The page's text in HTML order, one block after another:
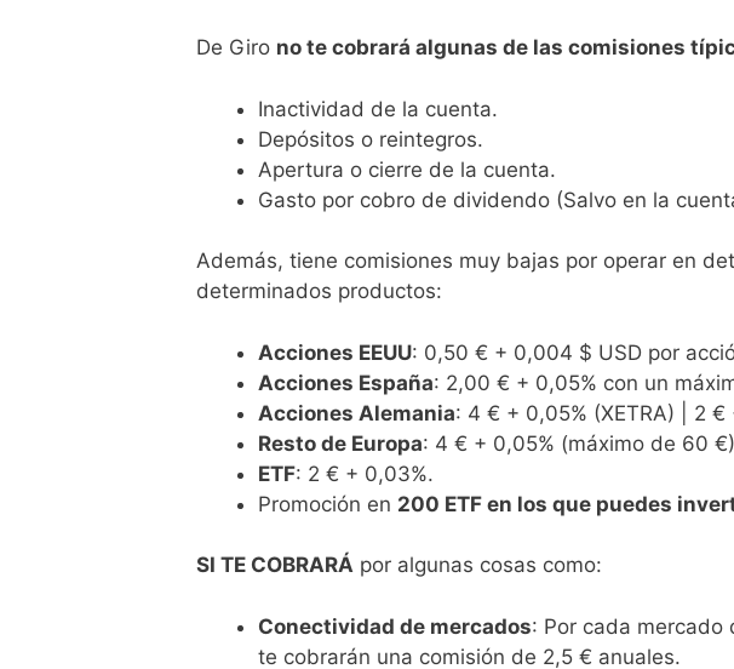
De Giro no te cobrará algunas de las comisiones
Inactividad de la cuenta.
Depósitos o reintegros.
Apertura o cierre de la cuenta.
Gasto por cobro de dividendo (Salvo en la
Además, tiene comisiones muy bajas por operar en
determinados productos:
Acciones EEUU: 0,50 € + 0,004 $ USD por
Acciones España: 2,00 € + 0,05% con un
Acciones Alemania: 4 € + 0,05% (XETRA) | 2 €
Resto de Europa: 4 € + 0,05% (máximo de 60 €)
ETF: 2 € + 0,03%.
Promoción en 200 ETF en los que puedes
SI TE COBRARÁ por algunas cosas como:
Conectividad de mercados: Por cada mercado
te cobrarán una comisión de 2,5 € anuales.